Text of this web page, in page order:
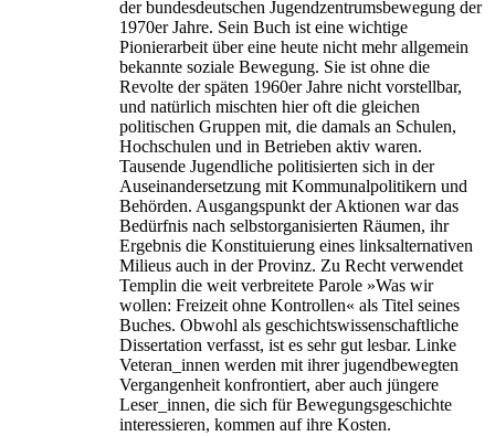
der bundesdeutschen Jugendzentrumsbewegung der
1970er Jahre. Sein Buch ist eine wichtige
Pionierarbeit über eine heute nicht mehr allgemein
bekannte soziale Bewegung. Sie ist ohne die
Revolte der späten 1960er Jahre nicht vorstellbar,
und natürlich mischten hier oft die gleichen
politischen Gruppen mit, die damals an Schulen,
Hochschulen und in Betrieben aktiv waren.
Tausende Jugendliche politisierten sich in der
Auseinandersetzung mit Kommunalpolitikern und
Behörden. Ausgangspunkt der Aktionen war das
Bedürfnis nach selbstorganisierten Räumen, ihr
Ergebnis die Konstituierung eines linksalternativen
Milieus auch in der Provinz. Zu Recht verwendet
Templin die weit verbreitete Parole »Was wir
wollen: Freizeit ohne Kontrollen« als Titel seines
Buches. Obwohl als geschichtswissenschaftliche
Dissertation verfasst, ist es sehr gut lesbar. Linke
Veteran_innen werden mit ihrer jugendbewegten
Vergangenheit konfrontiert, aber auch jüngere
Leser_innen, die sich für Bewegungsgeschichte
interessieren, kommen auf ihre Kosten.